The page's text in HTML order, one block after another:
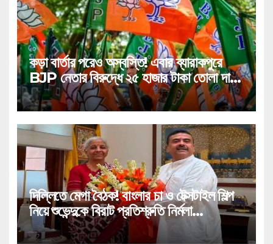
কড়া বার্তার পরেও অস্বস্তি! এবার ব্যারাকপুরে
BJP নেতার বিরুদ্ধে ২৫ হাজার টাকা তোলা দাবির
গুরুতর অভিযোগ, ভাইরাল অডিও!
দিল্লিতে মেগা বৈঠক! বাংলার চা ও টেক্সটাইল শিল্প
নিয়ে শুভেন্দুকে বিরাট প্রতিশ্রুতি নির্মলা
সীতারামণের!